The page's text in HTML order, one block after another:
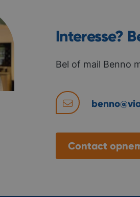
Interesse?
Bel of mail Benno
Contact